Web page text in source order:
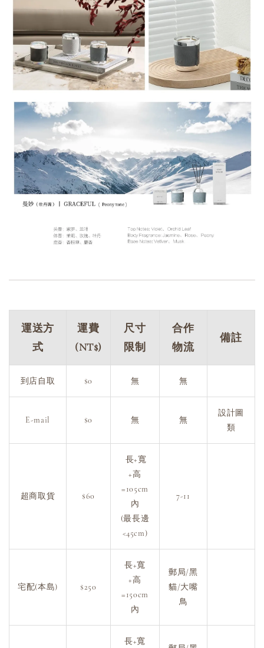
運送方
式
運費
(NT$)
尺寸
限制
合作
物流
備註
到店自取 $0 無 無
E-mail $0 無 無
設計圖
類
超商取貨 $60
長+寬
+高
=105cm
內
(最長邊
<45cm)
7-11
宅配(本島) $250
長+寬
+高
=150cm
內
郵局/黑
貓/大嘴
鳥
長+寬